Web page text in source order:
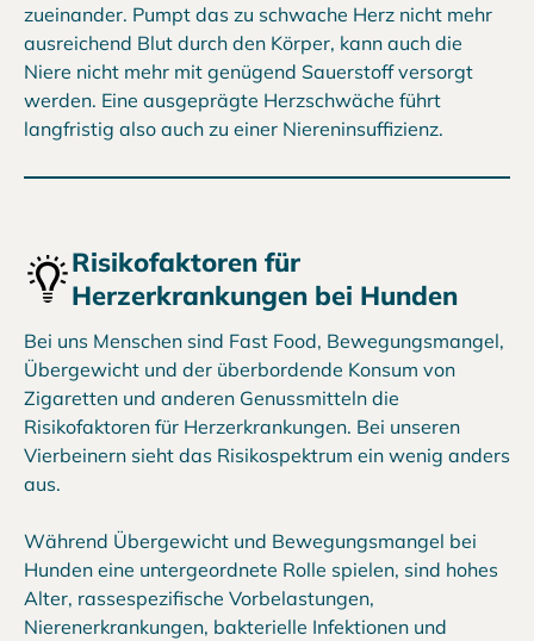
zueinander. Pumpt das zu schwache Herz nicht mehr
ausreichend Blut durch den Körper, kann auch die
Niere nicht mehr mit genügend Sauerstoff versorgt
werden. Eine ausgeprägte Herzschwäche führt
langfristig also auch zu einer Niereninsuffizienz.
Risikofaktoren für
Herzerkrankungen bei Hunden
Bei uns Menschen sind Fast Food, Bewegungsmangel,
Übergewicht und der überbordende Konsum von
Zigaretten und anderen Genussmitteln die
Risikofaktoren für Herzerkrankungen. Bei unseren
Vierbeinern sieht das Risikospektrum ein wenig anders
aus.
Während Übergewicht und Bewegungsmangel bei
Hunden eine untergeordnete Rolle spielen, sind hohes
Alter, rassespezifische Vorbelastungen,
Nierenerkrankungen, bakterielle Infektionen und